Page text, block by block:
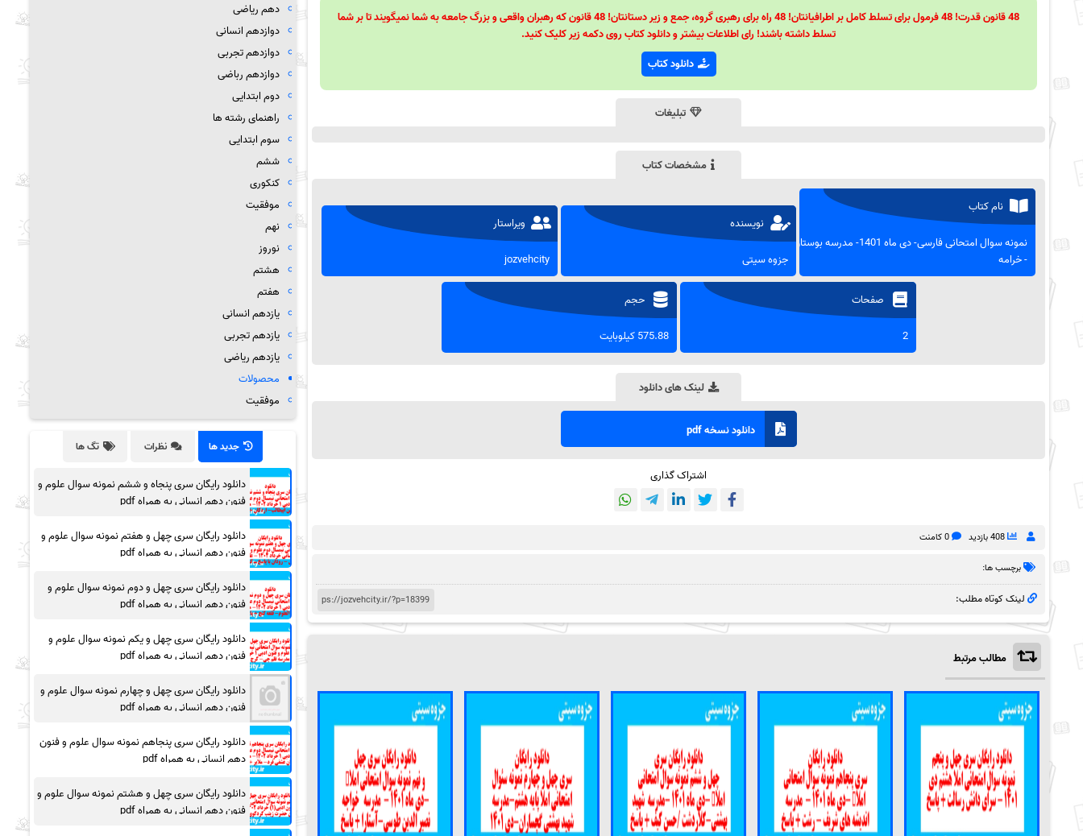
48 قانون قدرت! 48 فرمول برای تسلط کامل بر اطرافیانتان! 48 راه برای رهبری گروه، جمع و زیر دستانتان! 48 قانون که رهبران واقعی و بزرگ جامعه به شما نمیگویند تا بر شما
تسلط داشته باشند! رای اطلاعات بیشتر و دانلود کتاب روی دکمه زیر کلیک کنید.
دانلود کتاب
تبلیغات
مشخصات کتاب
نام کتاب
نمونه سوال امتحانی فارسی- دی ماه 1401- مدرسه بوستان
- خرامه
نویسنده
جزوه سیتی
ویراستار
jozvehcity
صفحات
2
حجم
575.88 کیلوبایت
لینک های دانلود
دانلود نسخه pdf
اشتراک گذاری
408 بازدید 0 کامنت
برچسب ها:
لینک کوتاه مطلب:
مطالب مرتبط
دهم ریاضی
دوازدهم انسانی
دوازدهم تجربی
دوازدهم رباضی
دوم ابتدایی
راهنمای رشته ها
سوم ابتدایی
ششم
کنکوری
موفقیت
نهم
نوروز
هشتم
هفتم
یازدهم انسانی
یازدهم تجربی
یازدهم ریاضی
محصولات
موفقیت
جدید ها نظرات تگ ها
دانلود رایگان سری پنجاه و ششم نمونه سوال علوم و
فنون دهم انسانی به همراه pdf
دانلود رایگان سری چهل و هفتم نمونه سوال علوم و
فنون دهم انسانی به همراه pdf
دانلود رایگان سری چهل و دوم نمونه سوال علوم و
فنون دهم انسانی به همراه pdf
دانلود رایگان سری چهل و یکم نمونه سوال علوم و
فنون دهم انسانی به همراه pdf
دانلود رایگان سری چهل و چهارم نمونه سوال علوم و
فنون دهم انسانی به همراه pdf
دانلود رایگان سری پنجاهم نمونه سوال علوم و فنون
دهم انسانی به همراه pdf
دانلود رایگان سری چهل و هشتم نمونه سوال علوم و
فنون دهم انسانی به همراه pdf